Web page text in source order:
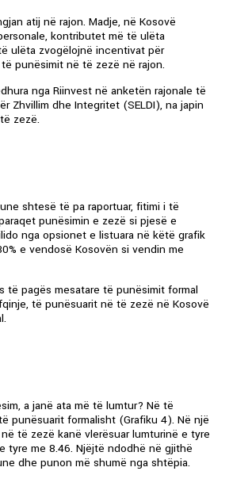
atij në rajon. Madje, në Kosovë
kontributet më të ulëta
ulëta zvogëlojnë incentivat për
punësimit në të zezë në rajon.
nga Riinvest në anketën rajonale të
Zhvillim dhe Integritet (SELDI), na japin
zezë.
shtesë të pa raportuar, fitimi i të
punësimin e zezë si pjesë e
nga opsionet e listuara në këtë grafik
e vendosë Kosovën si vendin me
pagës mesatare të punësimit formal
të punësuarit në të zezë në Kosovë
a janë ata më të lumtur? Në të
punësuarit formalisht (Grafiku 4). Në një
të zezë kanë vlerësuar lumturinë e tyre
tyre me 8.46. Njëjtë ndodhë në gjithë
dhe punon më shumë nga shtëpia.